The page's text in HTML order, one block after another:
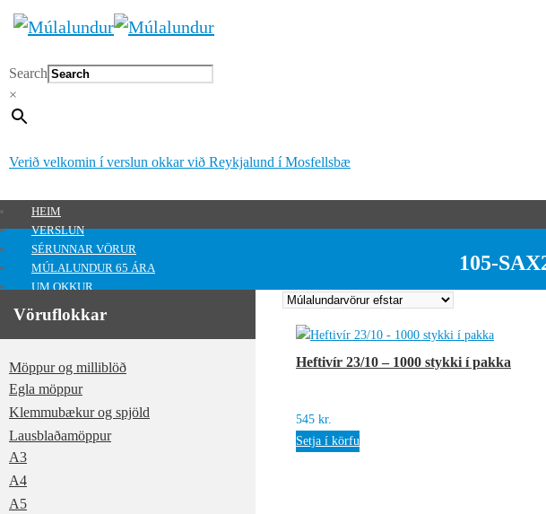
Search
×
Verið velkomin í verslun okkar við Reykjalund í Mosfellsbæ
HEIM
VERSLUN
SÉRUNNAR VÖRUR
MÚLALUNDUR 65 ÁRA
UM OKKUR
HAFA SAMBAND
MITT SVÆÐI
0kr.
105-
Heftivír 23/10 – 1000 stykki í pakka
545 kr.
Setja í körfu
Vöruflokkar
Möppur og milliblöð
Egla möppur
Klemmubækur og spjöld
Lausblaðamöppur
A3
A4
A5